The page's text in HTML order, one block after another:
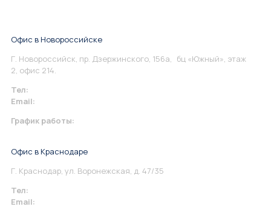
Офис в Новороссийске
Г. Новороссийск, пр. Дзержинского, 156а, бц «Южный», этаж
2, офис 214.
Тел:
Email:
График работы:
Офис в Краснодаре
Г. Краснодар, ул. Воронежская, д. 47/35
Тел:
Email: